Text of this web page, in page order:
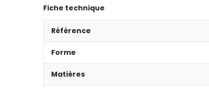
Fiche technique
Référence
Forme
Matières